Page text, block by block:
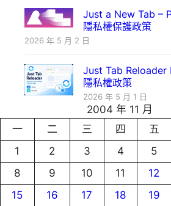
Just a New Tab –
隱私權保護政策
2026 年 5 月 2 日
Just Tab
隱私權政策
2026 年 5 月 1 日
2004 年 11 月
一
二 三 四 五
1
2 3 4 5
8
9 10 11 12
15
16 17 18 19